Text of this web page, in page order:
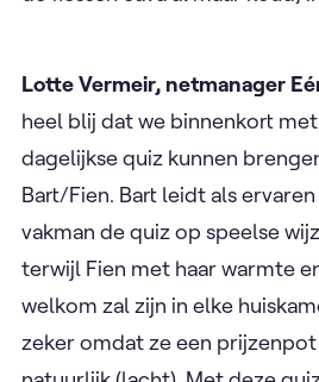
Lotte Vermeir, netmanager
heel blij dat we binnenkort
dagelijkse quiz kunnen
Bart/Fien. Bart leidt als
vakman de quiz op speelse
terwijl Fien met haar warmte
welkom zal zijn in elke
zeker omdat ze een